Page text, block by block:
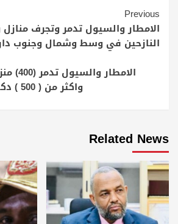
Continue
Reading
Previous
الامطار والسيول تدمر وتجرف
النازحين في وسط وشمال وجنوب
واكثر من ( 500 ) دكانا بمعسكر اردمتا
Related News